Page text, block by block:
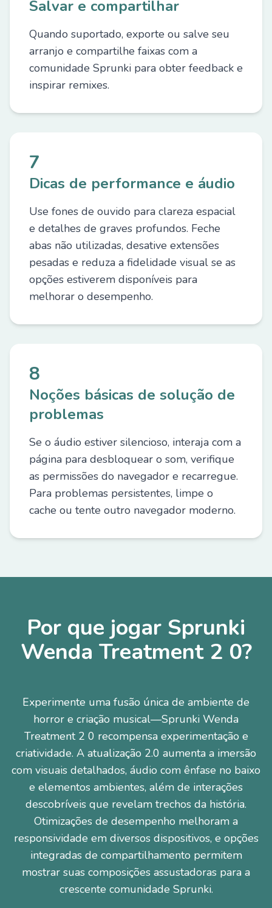
Salvar e compartilhar
Quando suportado, exporte ou salve seu
arranjo e compartilhe faixas com a
comunidade Sprunki para obter feedback e
inspirar remixes.
7
Dicas de performance e áudio
Use fones de ouvido para clareza espacial
e detalhes de graves profundos. Feche
abas não utilizadas, desative extensões
pesadas e reduza a fidelidade visual se as
opções estiverem disponíveis para
melhorar o desempenho.
8
Noções básicas de solução de
problemas
Se o áudio estiver silencioso, interaja com a
página para desbloquear o som, verifique
as permissões do navegador e recarregue.
Para problemas persistentes, limpe o
cache ou tente outro navegador moderno.
Por que jogar Sprunki
Wenda Treatment 2 0?
Experimente uma fusão única de ambiente de
horror e criação musical—Sprunki Wenda
Treatment 2 0 recompensa experimentação e
criatividade. A atualização 2.0 aumenta a imersão
com visuais detalhados, áudio com ênfase no baixo
e elementos ambientes, além de interações
descobríveis que revelam trechos da história.
Otimizações de desempenho melhoram a
responsividade em diversos dispositivos, e opções
integradas de compartilhamento permitem
mostrar suas composições assustadoras para a
crescente comunidade Sprunki.